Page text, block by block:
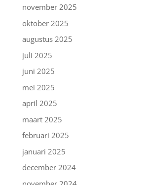
november 2025
oktober 2025
augustus 2025
juli 2025
juni 2025
mei 2025
april 2025
maart 2025
februari 2025
januari 2025
december 2024